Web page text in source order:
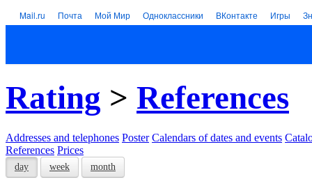
Mail.ru Почта Мой Мир Одноклассники ВКонтакте Игры
Rating > References
Addresses and telephones Poster Calendars of dates and events
References Prices
day week month